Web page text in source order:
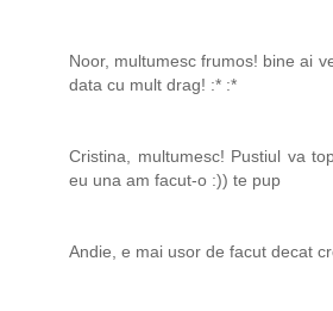
Noor, multumesc frumos! bine ai
data cu mult drag! :* :*
Cristina, multumesc! Pustiul va
eu una am facut-o :)) te pup
Andie, e mai usor de facut decat